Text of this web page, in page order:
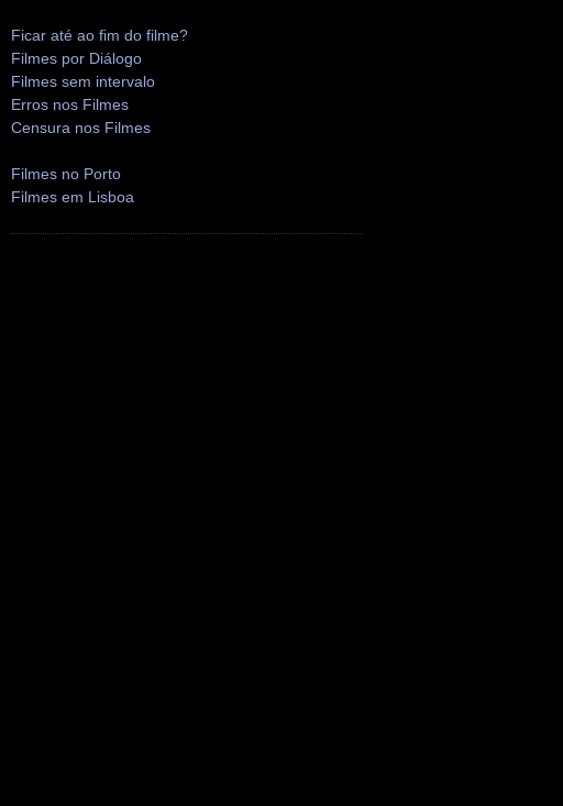
Ficar até ao fim do filme?
Filmes por Diálogo
Filmes sem intervalo
Erros nos Filmes
Censura nos Filmes
Filmes no Porto
Filmes em Lisboa